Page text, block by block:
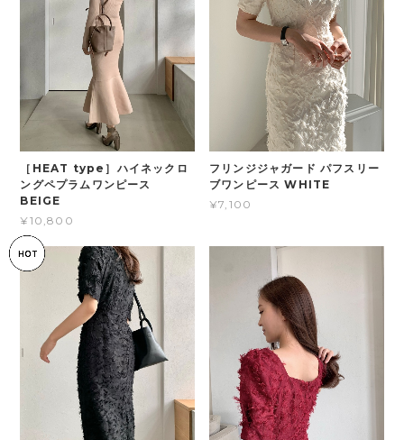
［HEAT type］ハイネックロ
ングペプラムワンピース
BEIGE
¥10,800
フリンジジャガード パフスリー
ブワンピース WHITE
¥7,100